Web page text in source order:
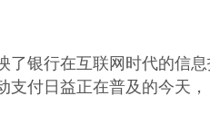
银行在互联网时代的信息
付日益正在普及的今天，